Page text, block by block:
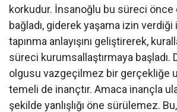
korkudur. İnsanoğlu bu süreci önce
bağladı, giderek yaşama izin
tapınma anlayışını geliştirerek,
süreci kurumsallaştırmaya başladı.
olgusu vazgeçilmez bir gerçekliğe
temeli de inançtır. Amaca inançla
şekilde yanlışlığı öne sürülemez.